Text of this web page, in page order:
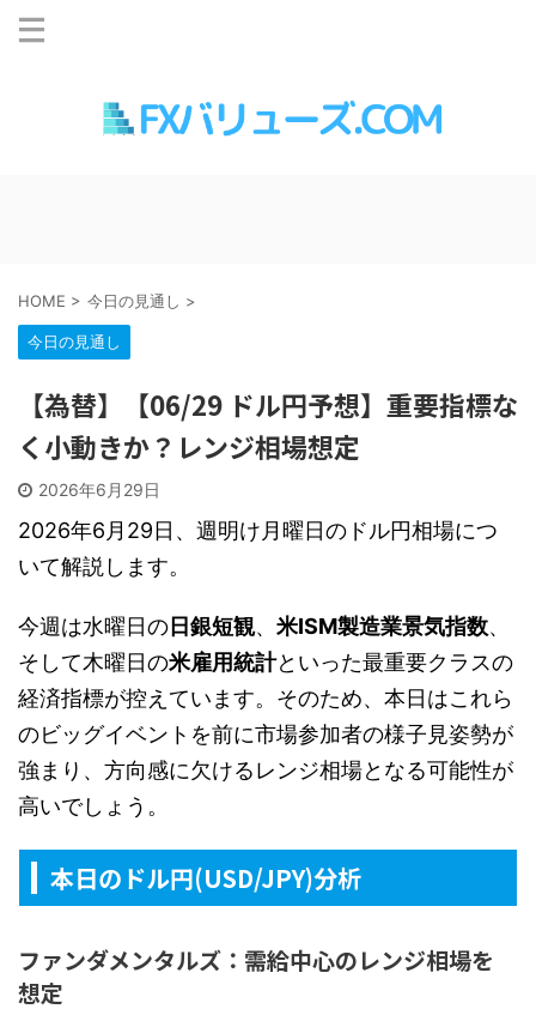
HOME > 今日の見通し >
今日の見通し
【為替】【06/29 ドル円予想】重要指標な
く小動きか？レンジ相場想定
2026年6月29日
2026年6月29日、週明け月曜日のドル円相場につ
いて解説します。
今週は水曜日の日銀短観、 米ISM製造業景気指数、
そして木曜日の米雇用統計といった最重要クラスの
経済指標が控えています。そのため、本日はこれら
のビッグイベントを前に市場参加者の様子見姿勢が
強まり、方向感に欠けるレンジ相場となる可能性が
高いでしょう。
本日のドル円(USD/JPY)分析
ファンダメンタルズ：需給中心のレンジ相場を
想定